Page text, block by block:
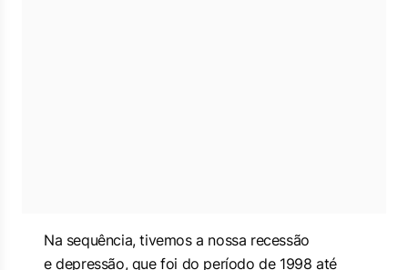
Na sequência, tivemos a nossa recessão
edepressão,que foi do período de 1998 até